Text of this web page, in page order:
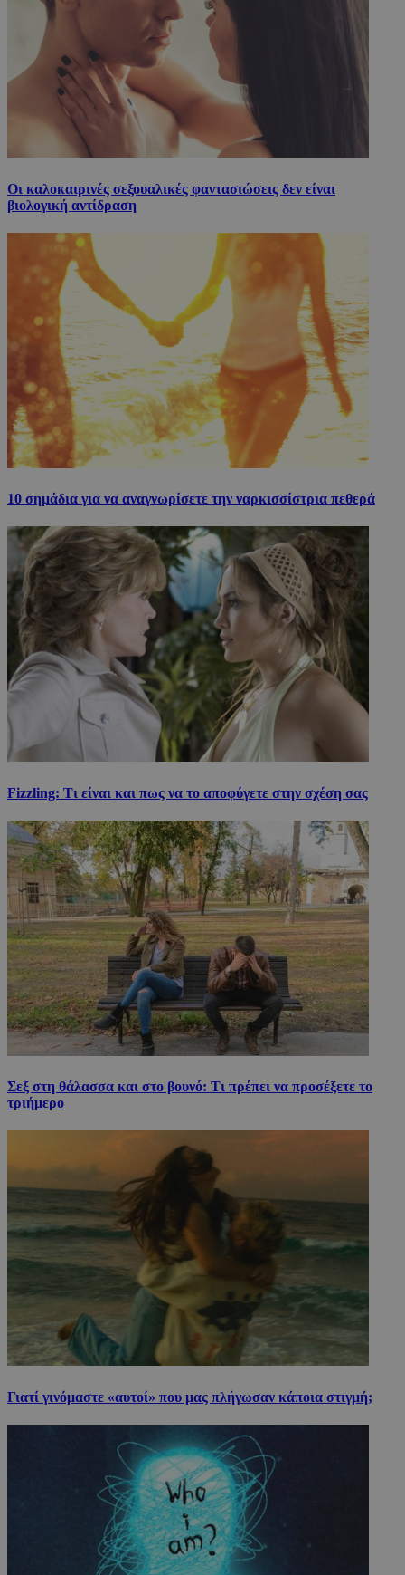
Οι καλοκαιρινές σεξουαλικές φαντασιώσεις δεν είναι
βιολογική αντίδραση
10 σημάδια για να αναγνωρίσετε την ναρκισσίστρια πεθερά
Fizzling: Τι είναι και πως να το αποφύγετε στην σχέση σας
Σεξ στη θάλασσα και στο βουνό: Τι πρέπει να προσέξετε το
τριήμερο
Γιατί γινόμαστε «αυτοί» που μας πλήγωσαν κάποια στιγμή;